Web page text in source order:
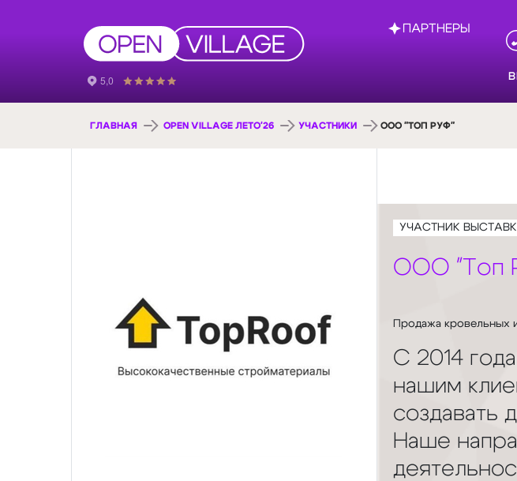
ПАРТНЕРЫ
ГЛАВНАЯ OPEN VILLAGE ЛЕТО'26 УЧАСТНИКИ ООО "ТОП РУФ"
УЧАСТНИК
ООО "Топ
Продажа кровельных
С 2014
нашим
создавать
Наше